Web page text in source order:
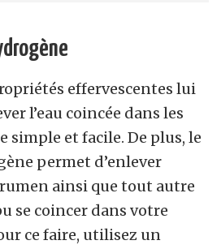
effervescentes lui
l’eau coincée dans les
simple et facile. De plus, le
permet d’enlever
ainsi que tout autre
se coincer dans votre
ce faire, utilisez un